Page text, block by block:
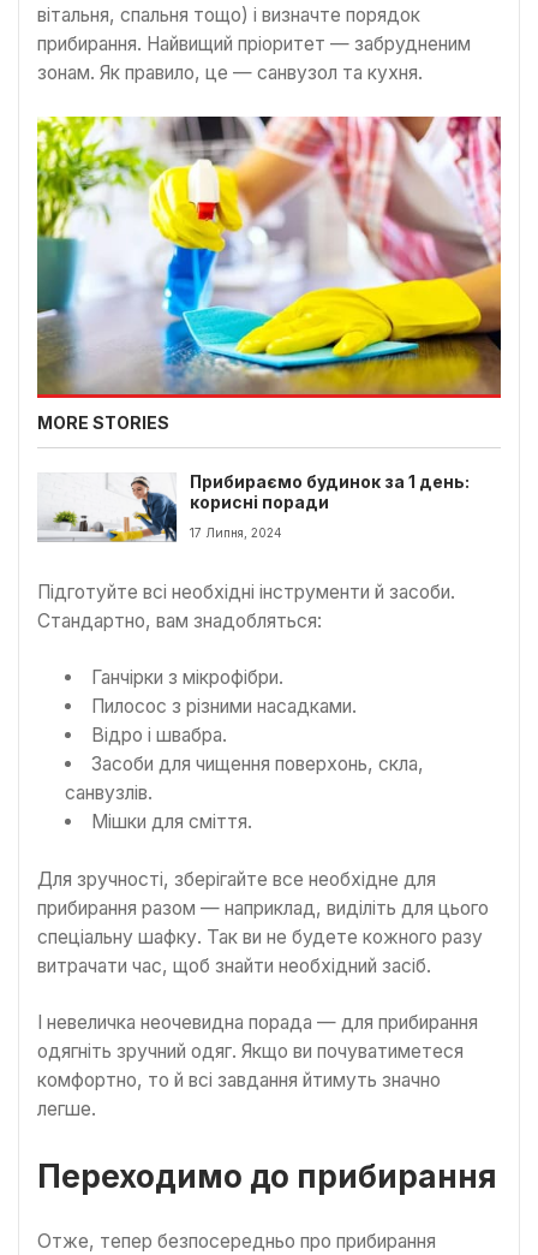
вітальня, спальня тощо) і визначте порядок
прибирання. Найвищий пріоритет — забрудненим
зонам. Як правило, це — санвузол та кухня.
MORE STORIES
Прибираємо будинок за 1 день:
корисні поради
17 Липня, 2024
Підготуйте всі необхідні інструменти й засоби.
Стандартно, вам знадобляться:
Ганчірки з мікрофібри.
Пилосос з різними насадками.
Відро і швабра.
Засоби для чищення поверхонь, скла,
санвузлів.
Мішки для сміття.
Для зручності, зберігайте все необхідне для
прибирання разом — наприклад, виділіть для цього
спеціальну шафку. Так ви не будете кожного разу
витрачати час, щоб знайти необхідний засіб.
І невеличка неочевидна порада — для прибирання
одягніть зручний одяг. Якщо ви почуватиметеся
комфортно, то й всі завдання йтимуть значно
легше.
Переходимо до прибирання
Отже, тепер безпосередньо про прибирання